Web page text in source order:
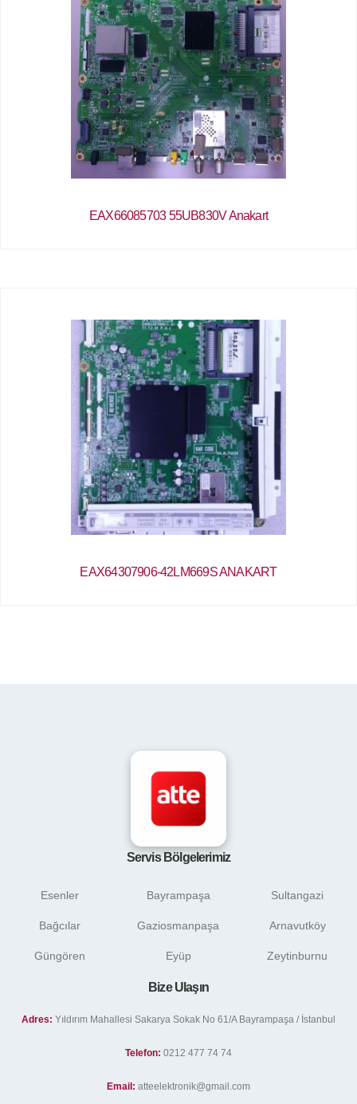
EAX66085703 55UB830V Anakart
EAX64307906-42LM669S ANAKART
Servis Bölgelerimiz
Esenler
Bağcılar
Güngören
Bayrampaşa
Gaziosmanpaşa
Eyüp
Sultangazi
Arnavutköy
Zeytinburnu
Bize Ulaşın
Adres: Yıldırım Mahallesi Sakarya Sokak No 61/A Bayrampaşa / İstanbul
Telefon: 0212 477 74 74
Email: atteelektronik@gmail.com